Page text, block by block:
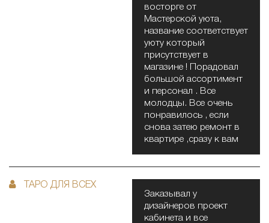
восторге от
Мастерской уюта,
название соответствует
уюту который
присутствует в
магазине ! Порадовал
большой ассортимент
и персонал . Все
молодцы. Все очень
понравилось , если
снова затею ремонт в
квартире ,сразу к вам
ТАРО ДЛЯ ВСЕХ
Заказывал у
дизайнеров проект
кабинета и все